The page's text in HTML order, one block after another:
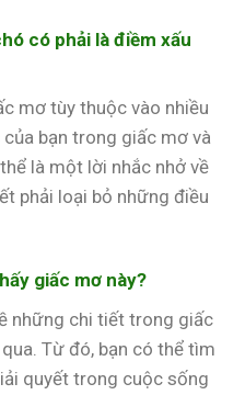
có phải là điềm xấu
mơ tùy thuộc vào nhiều
bạn trong giấc mơ và
là một lời nhắc nhở về
phải loại bỏ những điều
giấc mơ này?
những chi tiết trong giấc
Từ đó, bạn có thể tìm
quyết trong cuộc sống